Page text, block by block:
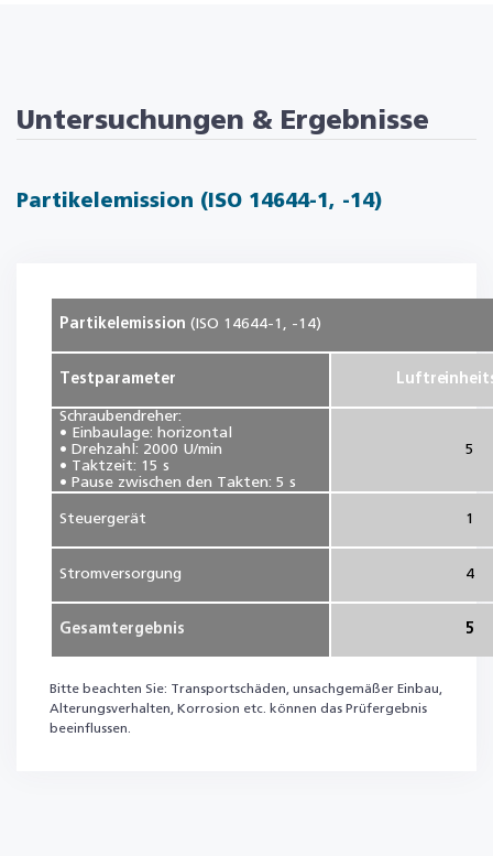
Untersuchungen & Ergebnisse
Partikelemission (ISO 14644-1, -14)
Partikelemission(ISO 14644-1, -14)
Testparameter
Schraubendreher:
• Einbaulage: horizontal
• Drehzahl: 2000 U/min
• Taktzeit: 15 s
• Pause zwischen den Takten: 5 s
5
Steuergerät 1
Stromversorgung 4
Gesamtergebnis 5
Bitte beachten Sie: Transportschäden, unsachgemäßer Einbau,
Alterungsverhalten, Korrosion etc. können das Prüfergebnis
beeinflussen.